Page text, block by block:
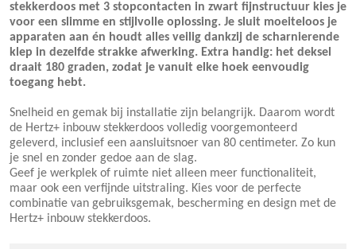
stekkerdoos met 3 stopcontacten in zwart fijnstructuur kies je
voor een slimme en stijlvolle oplossing. Je sluit moeiteloos je
apparaten aan én houdt alles veilig dankzij de scharnierende
klep in dezelfde strakke afwerking. Extra handig: het deksel
draait 180 graden, zodat je vanuit elke hoek eenvoudig
toegang hebt.
Snelheid en gemak bij installatie zijn belangrijk. Daarom wordt
de Hertz+ inbouw stekkerdoos volledig voorgemonteerd
geleverd, inclusief een aansluitsnoer van 80 centimeter. Zo kun
je snel en zonder gedoe aan de slag.
Geef je werkplek of ruimte niet alleen meer functionaliteit,
maar ook een verfijnde uitstraling. Kies voor de perfecte
combinatie van gebruiksgemak, bescherming en design met de
Hertz+ inbouw stekkerdoos.